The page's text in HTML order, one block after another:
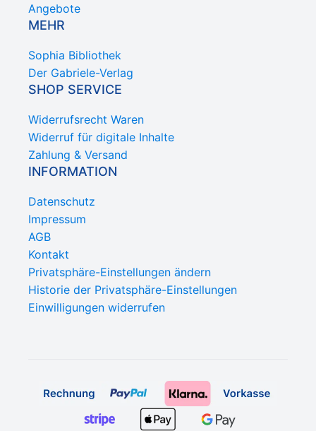
Angebote
MEHR
Sophia Bibliothek
Der Gabriele-Verlag
SHOP SERVICE
Widerrufsrecht Waren
Widerruf für digitale Inhalte
Zahlung & Versand
INFORMATION
Datenschutz
Impressum
AGB
Kontakt
Privatsphäre-Einstellungen ändern
Historie der Privatsphäre-Einstellungen
Einwilligungen widerrufen